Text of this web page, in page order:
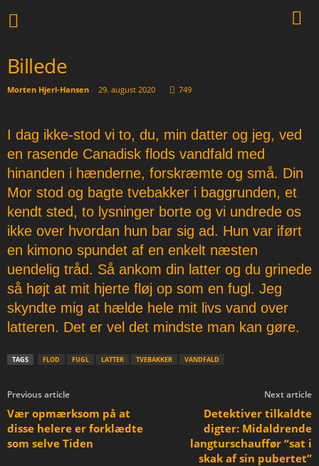
Billede
Morten Hjerl-Hansen - 29. august 2020 749
I dag ikke-stod vi to, du, min datter og jeg, ved
en rasende Canadisk flods vandfald med
hinanden i hænderne, forskræmte og små. Din
Mor stod og bagte tvebakker i baggrunden, et
kendt sted, to lysninger borte og vi undrede os
ikke over hvordan hun bar sig ad. Hun var iført
en kimono spundet af en enkelt næsten
uendelig tråd. Så ankom din latter og du grinede
så højt at mit hjerte fløj op som en fugl. Jeg
skyndte mig at hælde hele mit livs vand over
latteren. Det er vel det mindste man kan gøre.
TAGS FLOD FUGL LATTER TVEBAKKER VANDFALD
Previous article
Vær opmærksom på at
disse helere er forklædte
som selve Tiden
Next article
Detektiver tilkaldte
digter: Midaldrende
langturschauffør “sat i
skak af sin pubertet”